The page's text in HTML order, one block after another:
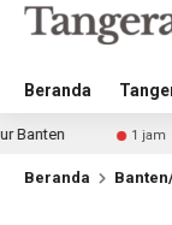
Beranda
1 jam lalu
Beranda